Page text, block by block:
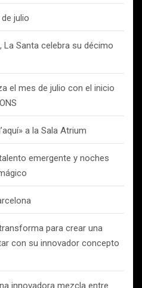
julio
La Santa celebra su décimo
el mes de julio con el inicio
a la Sala Atrium
emergente y noches
para crear una
con su innovador concepto
innovadora mezcla entre